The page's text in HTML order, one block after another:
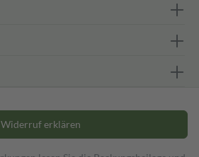
Widerruf erklären